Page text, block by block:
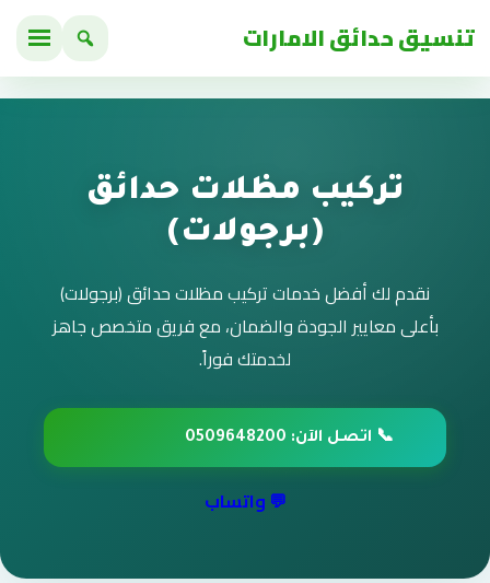
تنسيق حدائق الامارات
تركيب مظلات حدائق
(برجولات)
نقدم لك أفضل خدمات تركيب مظلات حدائق (برجولات)
بأعلى معايير الجودة والضمان، مع فريق متخصص جاهز
لخدمتك فوراً.
📞 اتصل الآن: 0509648200
💬 واتساب